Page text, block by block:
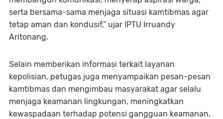
serta bersama-sama menjaga situasi kamtibmas agar
tetap aman dan kondusif,” ujar IPTU Irruandy
Aritonang.
Selain memberikan informasi terkait layanan
kepolisian, petugas juga menyampaikan pesan-pesan
kamtibmas dan mengimbau masyarakat agar selalu
menjaga keamanan lingkungan, meningkatkan
kewaspadaan terhadap potensi gangguan keamanan,